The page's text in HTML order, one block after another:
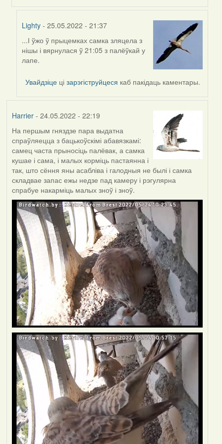
Lighty - 25.05.2022 - 21:37
In
reply
to
Lighty
...І ўжо ў прыцемках самка зляцела з
нішы і вярнулася ў 21:05 з палёўкай у
лапе.
Увайдзіце цізарэгіструйцеся каб пакідаць каментары.
Harrier- 24.05.2022 - 22:19
На першым гняздзе пара выдатна
спраўляецца з бацькоўскімі абавязкамі:
самец часта прыносіць палёвак, а самка
кушае і сама, і малых корміць пастаянна і
так, што сёння яны асабліва і галодныя не былі і самка
складвае запас ежы недзе пад камеру і рэгулярна
спрабуе накарміць малых зноў і зноў.